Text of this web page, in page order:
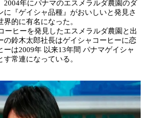
2004年にパナマのエスメラルダ農園のダ
に『ゲイシャ品種』がおいしいと発見さ
的に有名になった。
ーヒーを発見したエスメラルダ農園と出
の鈴木太郎社長はゲイシャコーヒーに恋
ーは2009年 以来13年間 パナマゲイシャ
常連になっている。